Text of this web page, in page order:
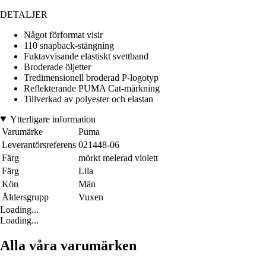
DETALJER
Något förformat visir
110 snapback-stängning
Fuktavvisande elastiskt svettband
Broderade öljetter
Tredimensionell broderad P-logotyp
Reflekterande PUMA Cat-märkning
Tillverkad av polyester och elastan
Ytterligare information
Varumärke
Puma
Leverantörsreferens 021448-06
Färg
mörkt melerad violett
Färg
Lila
Kön
Män
Åldersgrupp
Vuxen
Loading...
Loading...
Alla våra varumärken